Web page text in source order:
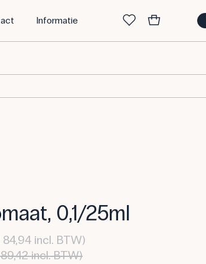
Informatie
0,1/25ml
84,94 incl. BTW)
incl. BTW)